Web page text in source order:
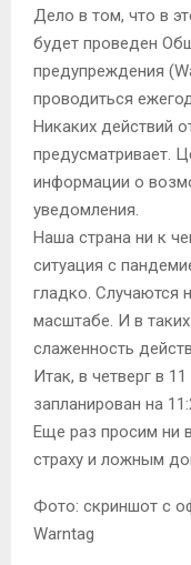
Дело в том, что в
будет проведен
предупреждения
проводиться
Никаких действий
предусматривает.
информации о
уведомления.
Наша страна ни к
ситуация с
гладко. Случаются
масштабе. И в
слаженность
Итак, в четверг в
запланирован на
Еще раз просим ни
страху и ложным
Фото: скриншот с
Warntag